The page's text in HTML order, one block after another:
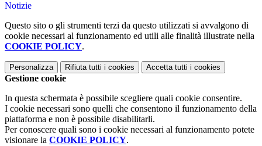
Notizie
Questo sito o gli strumenti terzi da questo utilizzati si avvalgono di
cookie necessari al funzionamento ed utili alle finalità illustrate nella
COOKIE POLICY.
Personalizza Rifiuta tutti i cookies Accetta tutti i cookies
Gestione cookie
In questa schermata è possibile scegliere quali cookie consentire.
I cookie necessari sono quelli che consentono il funzionamento della
piattaforma e non è possibile disabilitarli.
Per conoscere quali sono i cookie necessari al funzionamento potete
visionare la COOKIE POLICY.